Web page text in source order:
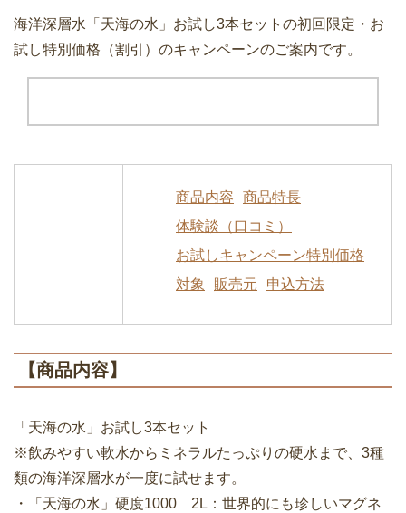
海洋深層水「天海の水」お試し3本セットの初回限定・お
試し特別価格（割引）のキャンペーンのご案内です。
商品内容
商品特長
体験談（口コミ）
お試しキャンペーン特別価格
対象
販売元 申込方法
【商品内容】
「天海の水」お試し3本セット
※飲みやすい軟水からミネラルたっぷりの硬水まで、3種
類の海洋深層水が一度に試せます。
・「天海の水」硬度1000 2L：世界的にも珍しいマグネ